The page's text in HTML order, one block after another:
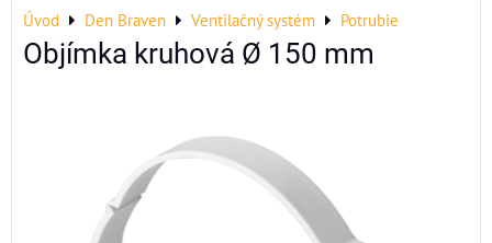
Úvod Den Braven Ventilačný systém Potrubie
Objímka kruhová Ø 150 mm